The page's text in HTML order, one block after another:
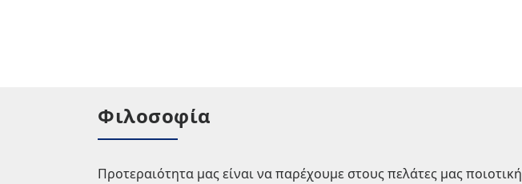
Φιλοσοφία
Προτεραιότητα μας είναι να παρέχουμε στους πελάτες μας ποιοτική